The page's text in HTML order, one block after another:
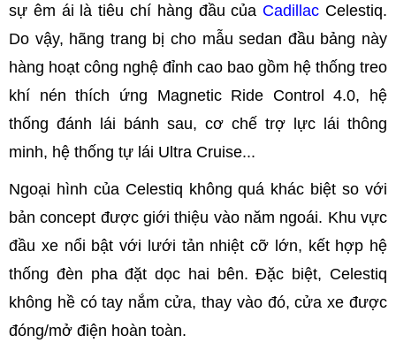
sự êm ái là tiêu chí hàng đầu của Cadillac Celestiq.
Do vậy, hãng trang bị cho mẫu sedan đầu bảng này
hàng hoạt công nghệ đỉnh cao bao gồm hệ thống treo
khí nén thích ứng Magnetic Ride Control 4.0, hệ
thống đánh lái bánh sau, cơ chế trợ lực lái thông
minh, hệ thống tự lái Ultra Cruise...
Ngoại hình của Celestiq không quá khác biệt so với
bản concept được giới thiệu vào năm ngoái. Khu vực
đầu xe nổi bật với lưới tản nhiệt cỡ lớn, kết hợp hệ
thống đèn pha đặt dọc hai bên. Đặc biệt, Celestiq
không hề có tay nắm cửa, thay vào đó, cửa xe được
đóng/mở điện hoàn toàn.